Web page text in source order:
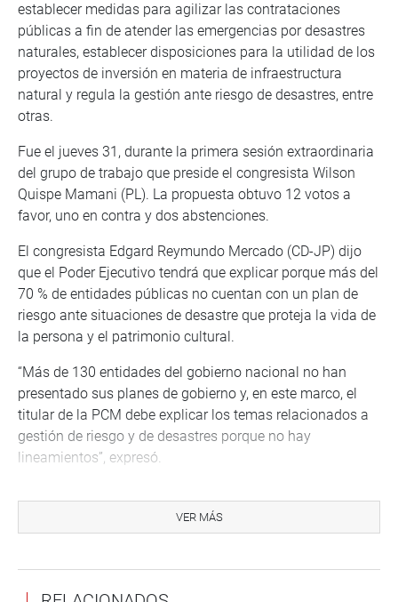
establecer medidas para agilizar las contrataciones
públicas a fin de atender las emergencias por desastres
naturales, establecer disposiciones para la utilidad de los
proyectos de inversión en materia de infraestructura
natural y regula la gestión ante riesgo de desastres, entre
otras.
Fue el jueves 31, durante la primera sesión extraordinaria
del grupo de trabajo que preside el congresista Wilson
Quispe Mamani (PL). La propuesta obtuvo 12 votos a
favor, uno en contra y dos abstenciones.
El congresista Edgard Reymundo Mercado (CD-JP) dijo
que el Poder Ejecutivo tendrá que explicar porque más del
70 % de entidades públicas no cuentan con un plan de
riesgo ante situaciones de desastre que proteja la vida de
la persona y el patrimonio cultural.
“Más de 130 entidades del gobierno nacional no han
presentado sus planes de gobierno y, en este marco, el
titular de la PCM debe explicar los temas relacionados a
gestión de riesgo y de desastres porque no hay
lineamientos”, expresó.
que también se invite al presidente de la Asamblea
Nacional de Gobiernos Regionales (ANGR) a fin de
VER MÁS